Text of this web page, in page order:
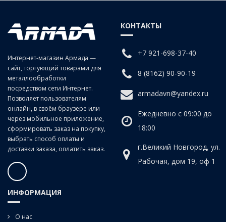
ПРОВОЛОКА СВАРОЧНАЯ ОМЕДНЕННАЯ JULI - E
это проволока сплошного круглого сечения, которая
является импортным аналогом проволоки сварочной
СВ08Г2С. Предназначена для сварки МИГ постоянным
током прямой полярности в среде защитного газа
(GMAW). Производится по сварочному стандарту AWS
5.18, в соответствии с DIN 8559 SG2/ EN 440 G3Si1.Она
идеально подходит для сварки большинства марок
низкоуглеродистой и низколегированной стали, для
листового металла, а также для конструкционных сталей,
которые имеют незначительный налет ржавчины или
окалины. Данная проволока способствует раскислению
металла при сварке, который имеет не обезжиренную
поверхность при этом сварочный шов получается
прочный и гладкий. Возможна сварка в один или
несколько проходов, во всех пространственных
положениях.
Интернет-магазин Армада —
сайт, торгующий товарами для
металлообработки
посредством сети Интернет.
Позволяет пользователям
онлайн, в своём браузере или
через мобильное приложение,
сформировать заказ на покупку,
выбрать способ оплаты и
доставки заказа, оплатить заказ.
КОНТАКТЫ
+7 921-698-37-40
8 (8162) 90-90-19
armadavn@yandex.ru
Ежедневно с 09:00 до
18:00
г.Великий Новгород, ул.
Рабочая, дом 19, оф 1
ИНФОРМАЦИЯ
О нас